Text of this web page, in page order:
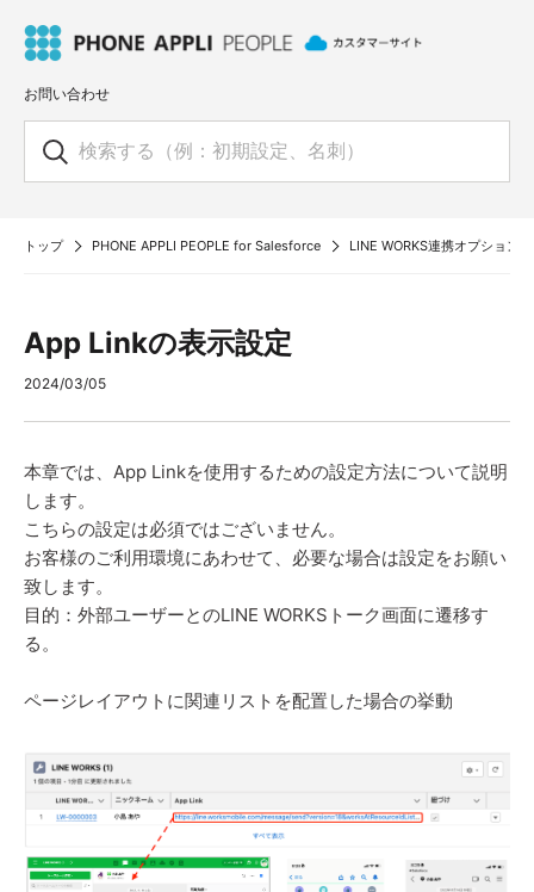
お問い合わせ
トップ PHONE APPLI PEOPLE for Salesforce LINE WORKS連携オプション
App Linkの表示設定
2024/03/05
本章では、App Linkを使用するための設定方法について説明
します。
こちらの設定は必須ではございません。
お客様のご利用環境にあわせて、必要な場合は設定をお願い
致します。
目的：外部ユーザーとのLINE WORKSトーク画面に遷移す
る。
ページレイアウトに関連リストを配置した場合の挙動